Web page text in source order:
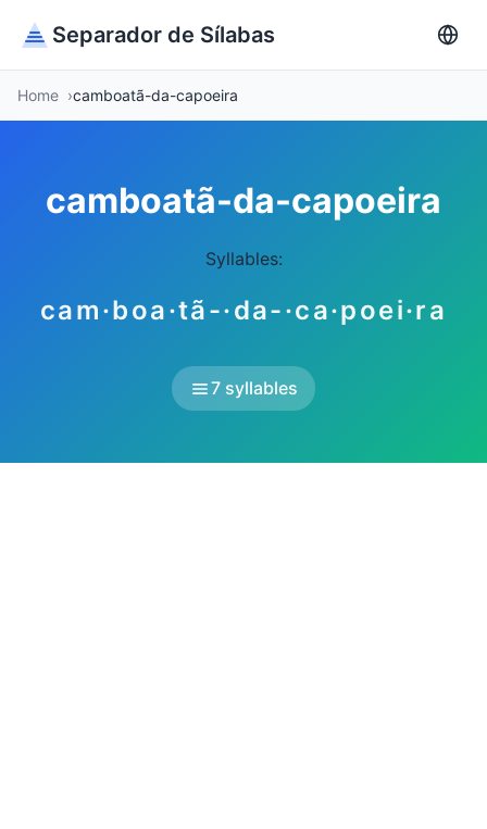
Separador de Sílabas
Home camboatã-da-capoeira
camboatã-da-capoeira
Syllables:
cam·boa·tã-·da-·ca·poei·ra
7 syllables